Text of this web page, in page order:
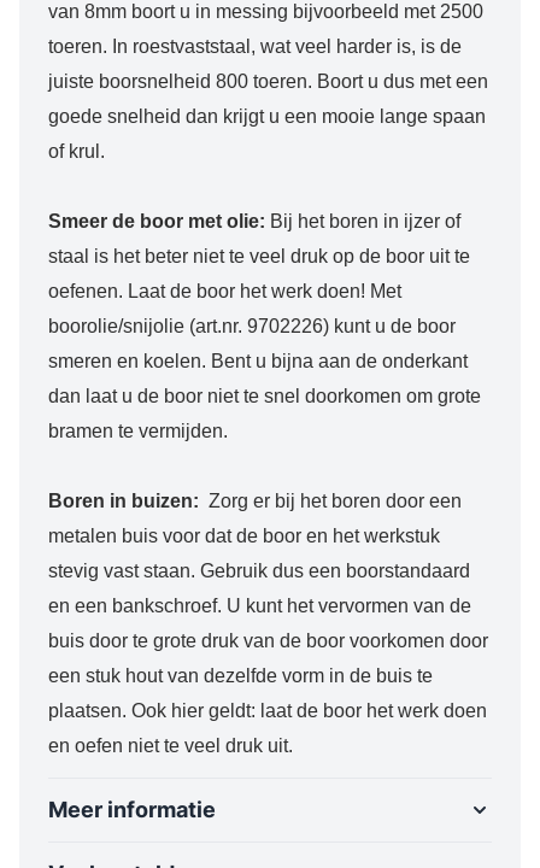
van 8mm boort u in messing bijvoorbeeld met 2500
toeren. In roestvaststaal, wat veel harder is, is de
juiste boorsnelheid 800 toeren. Boort u dus met een
goede snelheid dan krijgt u een mooie lange spaan
of krul.
Smeer de boor met olie: Bij het boren in ijzer of
staal is het beter niet te veel druk op de boor uit te
oefenen. Laat de boor het werk doen! Met
boorolie/snijolie (art.nr. 9702226) kunt u de boor
smeren en koelen. Bent u bijna aan de onderkant
dan laat u de boor niet te snel doorkomen om grote
bramen te vermijden.
Boren in buizen: Zorg er bij het boren door een
metalen buis voor dat de boor en het werkstuk
stevig vast staan. Gebruik dus een boorstandaard
en een bankschroef. U kunt het vervormen van de
buis door te grote druk van de boor voorkomen door
een stuk hout van dezelfde vorm in de buis te
plaatsen. Ook hier geldt: laat de boor het werk doen
en oefen niet te veel druk uit.
Meer informatie